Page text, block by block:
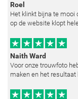
Roel
Het klinkt bijna te mooi
op de website klopt
Naith Ward
Voor onze trouwfoto
maken en het